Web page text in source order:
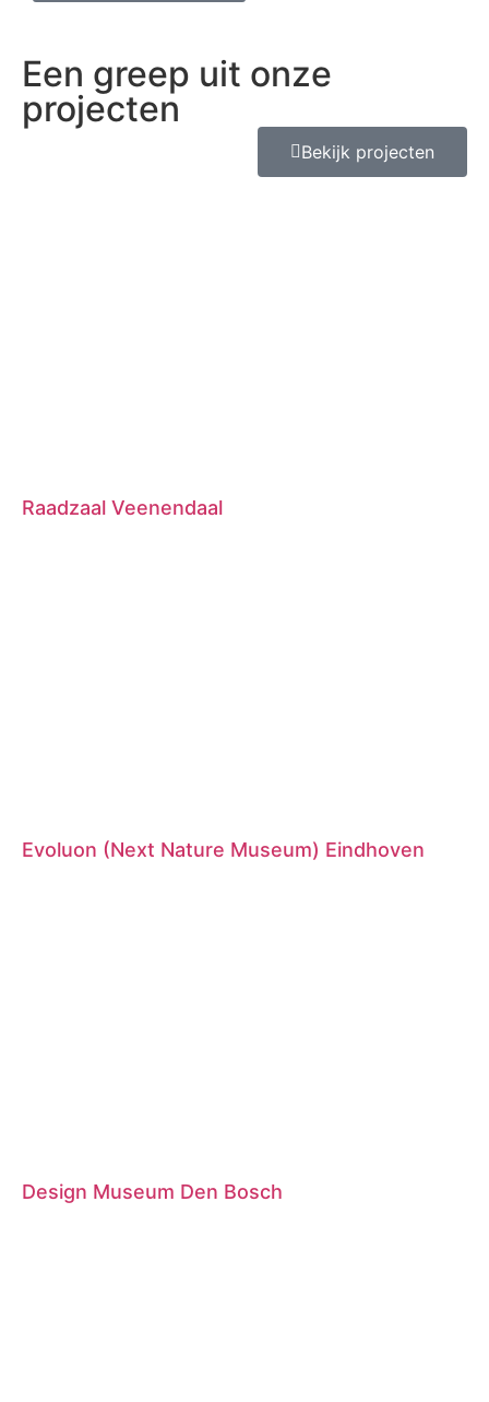
Een greep uit onze
projecten
Bekijk projecten
Raadzaal Veenendaal
Evoluon (Next Nature Museum) Eindhoven
Design Museum Den Bosch